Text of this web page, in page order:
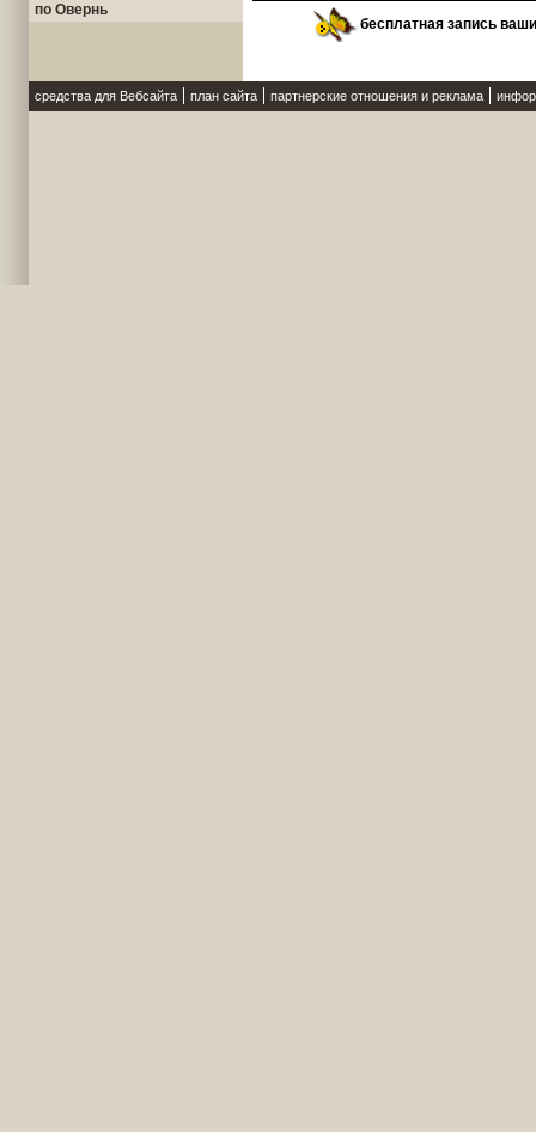
по Овернь
бесплатная запись
средства для Вебсайта план сайта партнерские отношения и реклама